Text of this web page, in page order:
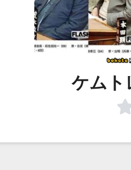
ケムト